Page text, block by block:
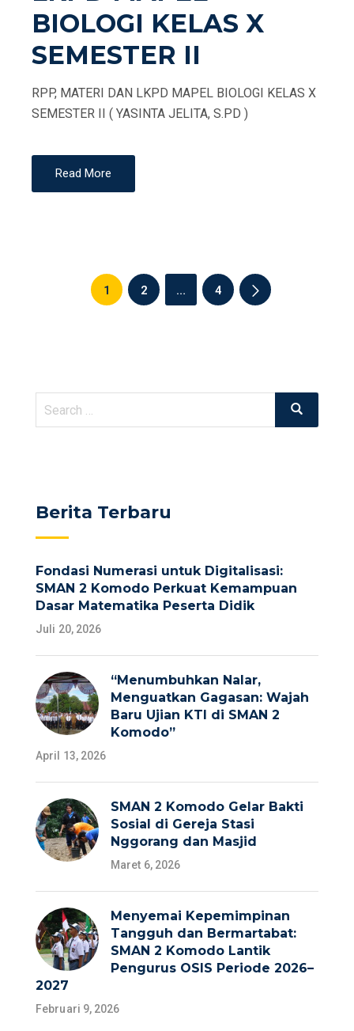
BIOLOGI KELAS X
SEMESTER II
RPP, MATERI DAN LKPD MAPEL BIOLOGI KELAS X
SEMESTER II ( YASINTA JELITA, S.PD )
Read More
Navigasi
1 2 … 4
Search
Search
Berita Terbaru
Fondasi Numerasi untuk Digitalisasi:
SMAN 2 Komodo Perkuat Kemampuan
Dasar Matematika Peserta Didik
Juli 20, 2026
“Menumbuhkan Nalar,
Menguatkan Gagasan: Wajah
Baru Ujian KTI di SMAN 2
Komodo”
April 13, 2026
SMAN 2 Komodo Gelar Bakti
Sosial di Gereja Stasi
Nggorang dan Masjid
Maret 6, 2026
Menyemai Kepemimpinan
Tangguh dan Bermartabat:
SMAN 2 Komodo Lantik
Pengurus OSIS Periode 2026–
2027
Februari 9, 2026